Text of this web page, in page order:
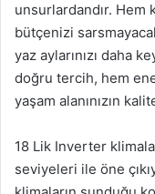
unsurlardandır. Hem
bütçenizi
yaz aylarınızı daha
doğru tercih, hem
yaşam alanınızın
18 Lik Inverter
seviyeleri ile öne